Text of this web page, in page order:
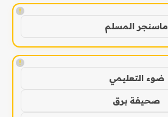
!
ماسنجر المسلم
!
ضوء التعليمي
صحيفة برق